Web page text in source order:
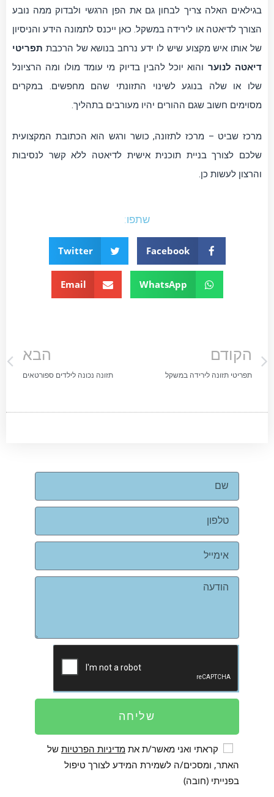
בגילאים האלה צריך לבחון גם את הפן הרגשי ולבדוק ממה נובע
הצורך לדיאטה או לירידה במשקל. כאן ייכנס לתמונה הידע והניסיון
של אותו איש מקצוע שיש לו ידע נרחב בנושא של הרכבת תפריטי
דיאטה לנוער והוא יוכל להבין בדיוק מי עומד מולו ומה הרציונל
שלו או שלה בנוגע לשינוי התזונתי שהם מחפשים. במקרים
מסוימים חשוב שגם ההורים יהיו מעורבים בתהליך.
מרכז שביט – מרכז לתזונה, כושר ורגש הוא הכתובת המקצועית
שלכם לצורך בניית תוכנית אישית לדיאטה ללא קשר לנסיבות
והרצון לעשות כן.
שתפו:
Facebook
Twitter
WhatsApp
Email
הקודם
תפריטי תזונה לירידה במשקל
הבא
תזונה נכונה לילדים ספורטאים
שליחה
קראתי ואני מאשר/ת את מדיניות הפרטיות של
האתר, ומסכים/ה לשמירת המידע לצורך טיפול
בפנייתי (חובה)